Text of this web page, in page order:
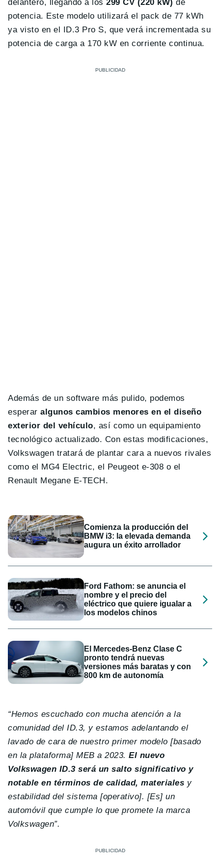
delantero, llegando a los299 CV (220 kW) de
potencia. Este modelo utilizará el pack de 77 kWh
ya visto en el ID.3 Pro S, que verá incrementada su
potencia de carga a 170 kW en corriente continua.
Además de un software más pulido, podemos
esperaralgunos cambios menores en el diseño
exterior del vehículo, así como un equipamiento
tecnológico actualizado. Con estas modificaciones,
Volkswagen tratará de plantar cara a nuevos rivales
como el MG4 Electric, el Peugeot e-308 o el
Renault Megane E-TECH.
Comienza la producción del
BMW i3: la elevada demanda
augura un éxito arrollador
Ford Fathom: se anuncia el
nombre y el precio del
eléctrico que quiere igualar a
los modelos chinos
El Mercedes-Benz Clase C
pronto tendrá nuevas
versiones más baratas y con
800 km de autonomía
“Hemos escuchado con mucha atención a la
comunidad del ID.3, y estamos adelantando el
lavado de cara de nuestro primer modelo [basado
en la plataforma] MEB a 2023. El nuevo
Volkswagen ID.3 será un salto significativo y
notable en términos de calidad, materiales y
estabilidad del sistema [operativo]. [Es] un
automóvil que cumple lo que promete la marca
Volkswagen”.